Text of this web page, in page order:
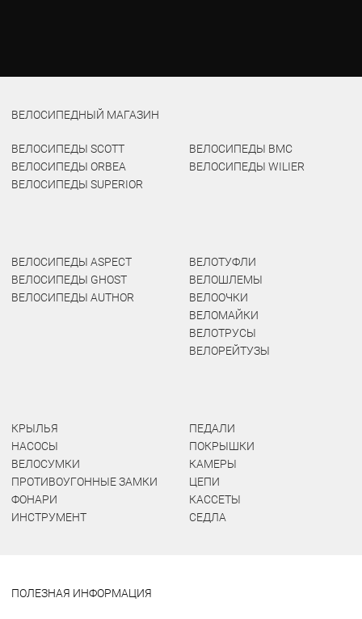
ВЕЛОСИПЕДНЫЙ МАГАЗИН
ВЕЛОСИПЕДЫ SCOTT
ВЕЛОСИПЕДЫ ORBEA
ВЕЛОСИПЕДЫ SUPERIOR
ВЕЛОСИПЕДЫ BMC
ВЕЛОСИПЕДЫ WILIER
ВЕЛОСИПЕДЫ ASPECT
ВЕЛОСИПЕДЫ GHOST
ВЕЛОСИПЕДЫ AUTHOR
ВЕЛОТУФЛИ
ВЕЛОШЛЕМЫ
ВЕЛООЧКИ
ВЕЛОМАЙКИ
ВЕЛОТРУСЫ
ВЕЛОРЕЙТУЗЫ
КРЫЛЬЯ
НАСОСЫ
ВЕЛОСУМКИ
ПРОТИВОУГОННЫЕ ЗАМКИ
ФОНАРИ
ИНСТРУМЕНТ
ПЕДАЛИ
ПОКРЫШКИ
КАМЕРЫ
ЦЕПИ
КАССЕТЫ
СЕДЛА
ПОЛЕЗНАЯ ИНФОРМАЦИЯ